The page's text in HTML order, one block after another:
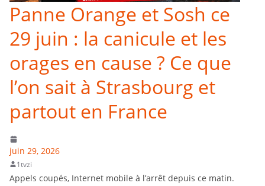
Panne Orange et Sosh ce
29 juin : la canicule et les
orages en cause ? Ce que
l’on sait à Strasbourg et
partout en France
juin 29, 2026
1tvzi
Appels coupés, Internet mobile à l’arrêt depuis ce matin.